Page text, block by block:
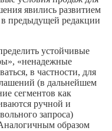
явились развитием
в предыдущей редакции
устойчивые
«ненадежные
в частности, для
(в дальнейшем
сегментов как
ручной и
запроса)
образом